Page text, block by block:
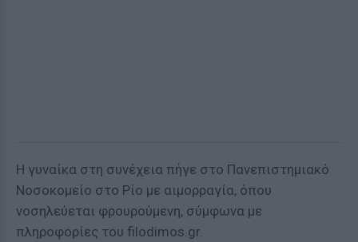
Η γυναίκα στη συνέχεια πήγε στο Πανεπιστημιακό
Νοσοκομείο στο Ρίο με αιμορραγία, όπου
νοσηλεύεται φρουρούμενη, σύμφωνα με
πληροφορίες του filodimos.gr.